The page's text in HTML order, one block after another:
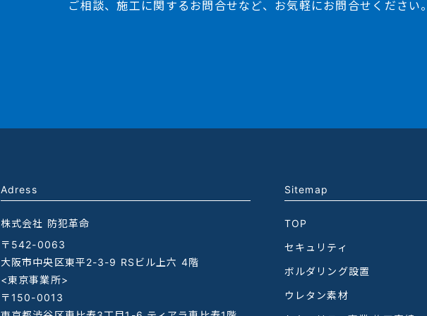
ご相談、施工に関するお問合せなど、お気軽にお問合せください。
Adress
株式会社 防犯革命
〒542-0063
大阪市中央区東平2-3-9 RSビル上六 4階
<東京事業所>
〒150-0013
Sitemap
TOP
セキュリティ
ボルダリング設置
ウレタン素材